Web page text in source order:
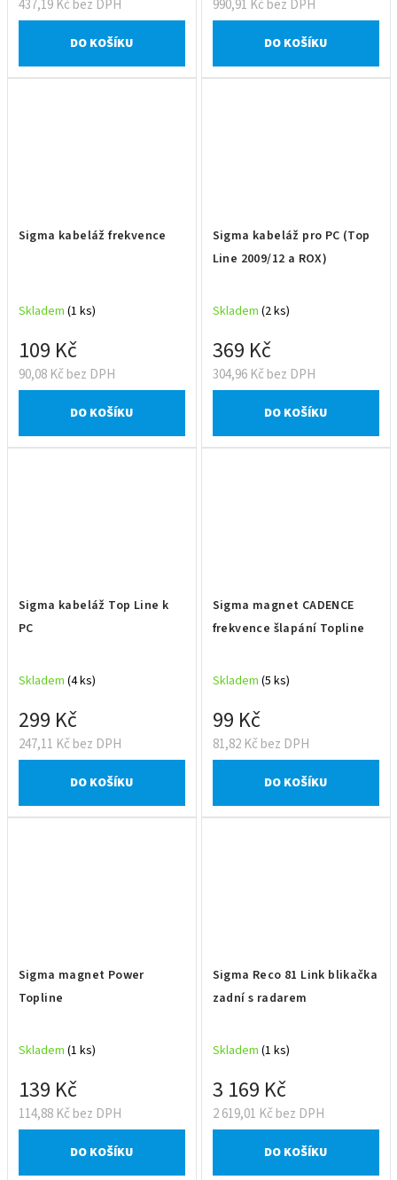
437,19 Kč bez DPH
DO KOŠÍKU
990,91 Kč bez DPH
DO KOŠÍKU
Sigma kabeláž frekvence
Skladem (1 ks)
90,08 Kč bez DPH
109 Kč
DO KOŠÍKU
Sigma kabeláž pro PC (Top
Line 2009/12 a ROX)
Skladem (2 ks)
304,96 Kč bez DPH
369 Kč
DO KOŠÍKU
Sigma kabeláž Top Line k
PC
Skladem (4 ks)
247,11 Kč bez DPH
299 Kč
DO KOŠÍKU
Sigma magnet CADENCE
frekvence šlapání Topline
Skladem (5 ks)
81,82 Kč bez DPH
99 Kč
DO KOŠÍKU
Sigma magnet Power
Topline
Skladem (1 ks)
114,88 Kč bez DPH
139 Kč
DO KOŠÍKU
Sigma Reco 81 Link blikačka
zadní s radarem
Skladem (1 ks)
2 619,01 Kč bez DPH
3 169 Kč
DO KOŠÍKU